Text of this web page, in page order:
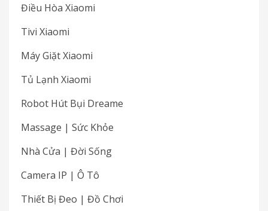
Điều Hòa Xiaomi
Tivi Xiaomi
Máy Giặt Xiaomi
Tủ Lạnh Xiaomi
Robot Hút Bụi Dreame
Massage | Sức Khỏe
Nhà Cửa | Đời Sống
Camera IP | Ô Tô
Thiết Bị Đeo | Đồ Chơi